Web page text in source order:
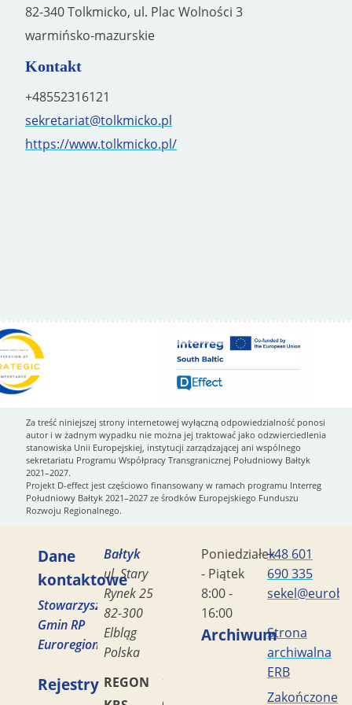
82-340 Tolkmicko, ul. Plac Wolności 3
warmińsko-mazurskie
Kontakt
+48552316121
sekretariat@tolkmicko.pl
https://www.tolkmicko.pl/
Za treść niniejszej strony internetowej wyłączną odpowiedzialność ponosi
autor i w żadnym wypadku nie można jej traktować jako odzwierciedlenia
stanowiska Unii Europejskiej, instytucji zarządzającej ani wspólnego
sekretariatu Programu Współpracy Transgranicznej Południowy Bałtyk
2021–2027.
Projekt D-effect jest częściowo finansowany w ramach programu Interreg
Południowy Bałtyk 2021–2027 ze środków Europejskiego Funduszu
Rozwoju Regionalnego.
Dane
kontaktowe
Stowarzyszenie
Gmin RP
Euroregion
Bałtyk
ul. Stary
Rynek 25
82-300
Elbląg
Polska
Rejestry REGON
170419477
Poniedziałek
- Piątek
8:00 -
16:00
+48 601
690 335
ArchiwumStrona
archiwalna
ERB
Zakończone